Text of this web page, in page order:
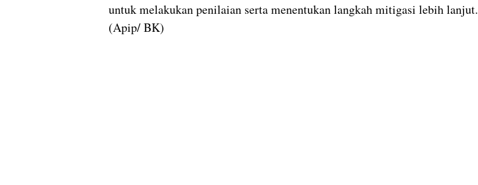
untuk melakukan penilaian serta menentukan langkah mitigasi lebih lanjut.
(Apip/ BK)